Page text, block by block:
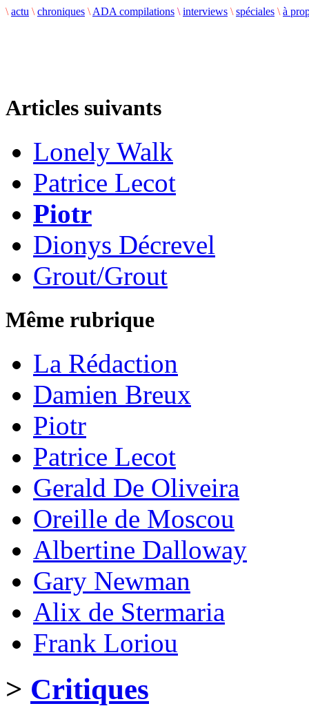
\ actu \ chroniques \ ADA compilations \ interviews \ spéciales \ à
Articles suivants
Lonely Walk
Patrice Lecot
Piotr
Dionys Décrevel
Grout/Grout
Même rubrique
La Rédaction
Damien Breux
Piotr
Patrice Lecot
Gerald De Oliveira
Oreille de Moscou
Albertine Dalloway
Gary Newman
Alix de Stermaria
Frank Loriou
> Critiques